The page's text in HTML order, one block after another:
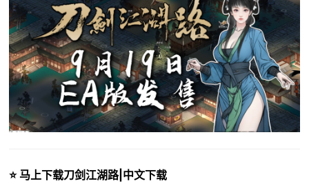
⭐ 马上下载刀剑江湖路|中文下载